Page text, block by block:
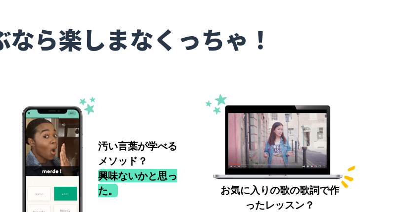
なら楽しまなくっちゃ！
汚い言葉が学べる
メソッド？
興味ないかと思っ
た。
お気に入りの歌の歌詞で作
ったレッスン？